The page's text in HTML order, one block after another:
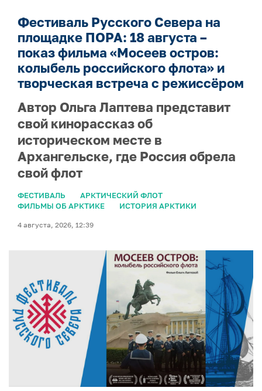
Фестиваль Русского Севера на
площадке ПОРА: 18 августа –
показ фильма «Мосеев остров:
колыбель российского флота» и
творческая встреча с режиссёром
Автор Ольга Лаптева представит
свой кинорассказ об
историческом месте в
Архангельске, где Россия обрела
свой флот
ФЕСТИВАЛЬ
АРКТИЧЕСКИЙ ФЛОТ
ФИЛЬМЫ ОБ АРКТИКЕ
ИСТОРИЯ АРКТИКИ
4 августа, 2026, 12:39